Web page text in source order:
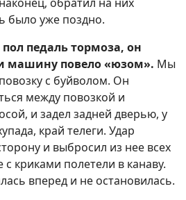
было уже поздно.
педаль тормоза, он
машину повело «юзом». Мы
с буйволом. Он
между повозкой и
и задел задней дверью, у
край телеги. Удар
и выбросил из нее всех
криками полетели в канаву.
вперед и не остановилась.